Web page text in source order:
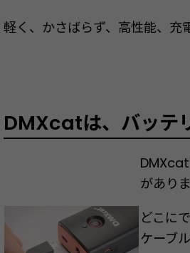
軽く、かさばらず、高性能、充
DMXcatは、バッテ
があり
どこに
ケーブ